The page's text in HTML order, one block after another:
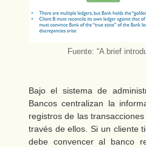
Fuente: “A brief
Bajo el sistema de
Bancos centralizan la
registros de las
través de ellos. Si un cliente
debe convencer al banco